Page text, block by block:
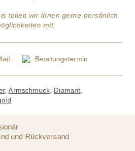
teilen wir Ihnen gerne persönlich
mit.
Beratungstermin
,Armschmuck Diamant
und Rückversand